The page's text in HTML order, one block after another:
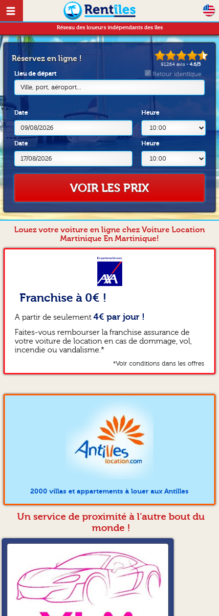
Réseau des loueurs indépendants des îles
91264 avis -4.6/5
Réservez en ligne !
Lieu de départ
Ville, port, aéroport...
Retour identique
Date Heure
Date Heure
VOIR LES PRIX
Louez votre voiture en ligne chez Voiture Location
Martinique En Martinique!
Franchise à 0€ !
A partir de seulement 4€ par jour !
Faites-vous rembourser la franchise assurance de
votre voiture de location en cas de dommage, vol,
incendie ou vandalisme.*
*Voir conditions dans les offres
2000 villas et appartements à louer aux Antilles
Un service de proximité à l’autre bout du
monde !